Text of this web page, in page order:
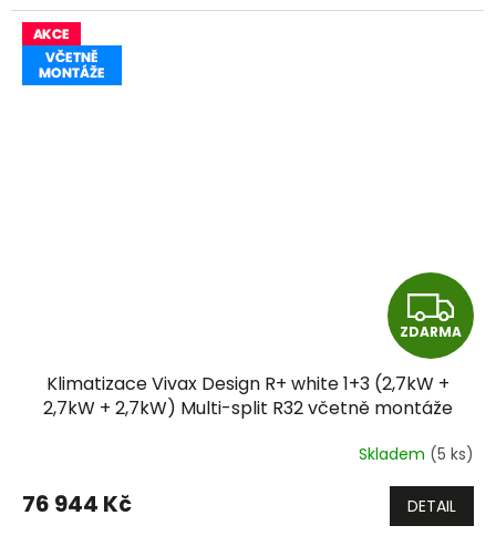
Z
D
R
M
ZDARMA
Klimatizace Vivax Design R+ white 1+3 (2,7kW +
2,7kW + 2,7kW) Multi-split R32 včetně montáže
Skladem (5 ks)
76 944 Kč DETAIL